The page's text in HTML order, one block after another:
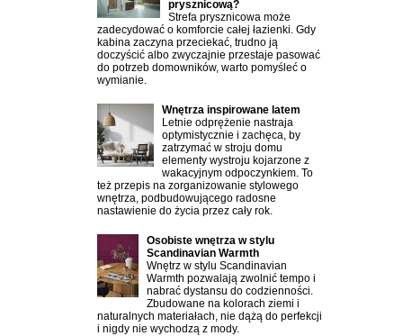
prysznicową?
Strefa prysznicowa może
zadecydować o komforcie całej łazienki. Gdy
kabina zaczyna przeciekać, trudno ją
doczyścić albo zwyczajnie przestaje pasować
do potrzeb domowników, warto pomyśleć o
wymianie.
Wnętrza inspirowane latem
Letnie odprężenie nastraja
optymistycznie i zachęca, by
zatrzymać w stroju domu
elementy wystroju kojarzone z
wakacyjnym odpoczynkiem. To
też przepis na zorganizowanie stylowego
wnętrza, podbudowującego radosne
nastawienie do życia przez cały rok.
Osobiste wnętrza w stylu
Scandinavian Warmth
Wnętrz w stylu Scandinavian
Warmth pozwalają zwolnić tempo i
nabrać dystansu do codzienności.
Zbudowane na kolorach ziemi i
naturalnych materiałach, nie dążą do perfekcji
i nigdy nie wychodzą z mody.